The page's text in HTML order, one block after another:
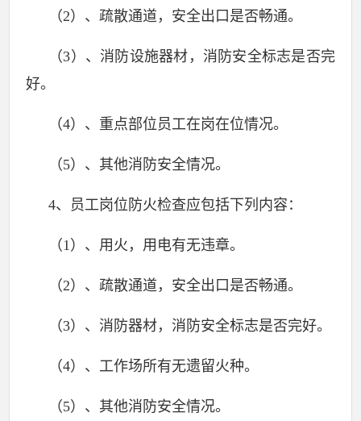
（2）、疏散通道，安全出口是否畅通。
（3）、消防设施器材，消防安全标志是否完
好。
（4）、重点部位员工在岗在位情况。
（5）、其他消防安全情况。
4、员工岗位防火检查应包括下列内容：
（1）、用火，用电有无违章。
（2）、疏散通道，安全出口是否畅通。
（3）、消防器材，消防安全标志是否完好。
（4）、工作场所有无遗留火种。
（5）、其他消防安全情况。